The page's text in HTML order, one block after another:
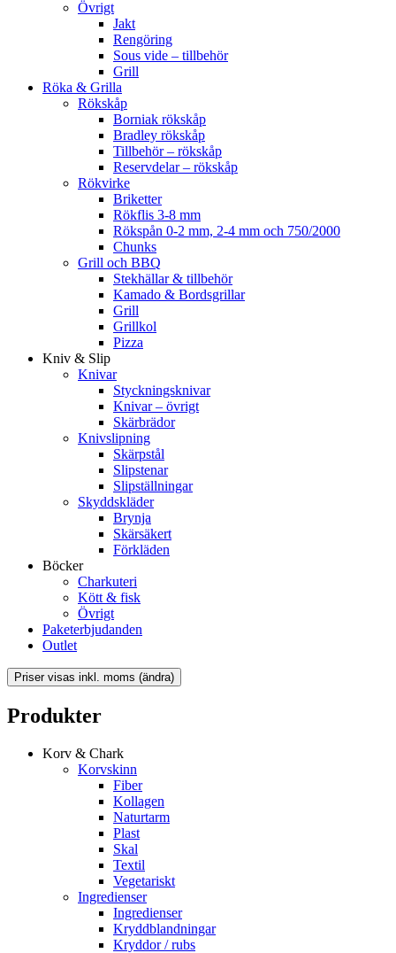
Övrigt
Jakt
Rengöring
Sous vide – tillbehör
Grill
Röka & Grilla
Rökskåp
Borniak rökskåp
Bradley rökskåp
Tillbehör – rökskåp
Reservdelar – rökskåp
Rökvirke
Briketter
Rökflis 3-8 mm
Rökspån 0-2 mm, 2-4 mm och 750/2000
Chunks
Grill och BBQ
Stekhällar & tillbehör
Kamado & Bordsgrillar
Grill
Grillkol
Pizza
Kniv & Slip
Knivar
Styckningsknivar
Knivar – övrigt
Skärbrädor
Knivslipning
Skärpstål
Slipstenar
Slipställningar
Skyddskläder
Brynja
Skärsäkert
Förkläden
Böcker
Charkuteri
Kött & fisk
Övrigt
Paketerbjudanden
Outlet
Produkter
Korv & Chark
Korvskinn
Fiber
Kollagen
Naturtarm
Plast
Skal
Textil
Vegetariskt
Ingredienser
Ingredienser
Kryddblandningar
Kryddor / rubs